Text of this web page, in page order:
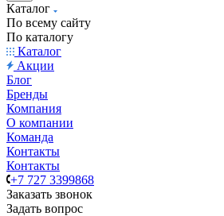
Каталог
По всему сайту
По каталогу
Каталог
Акции
Блог
Бренды
Компания
О компании
Команда
Контакты
Контакты
+7 727 3399868
Заказать звонок
Задать вопрос